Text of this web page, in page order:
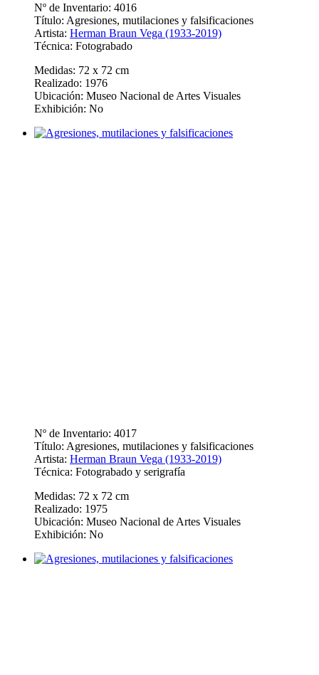
Nº de Inventario: 4016
Título: Agresiones, mutilaciones y falsificaciones
Artista: Herman Braun Vega (1933-2019)
Técnica: Fotograbado
Medidas: 72 x 72 cm
Realizado: 1976
Ubicación: Museo Nacional de Artes Visuales
Exhibición: No
Nº de Inventario: 4017
Título: Agresiones, mutilaciones y falsificaciones
Artista: Herman Braun Vega (1933-2019)
Técnica: Fotograbado y serigrafía
Medidas: 72 x 72 cm
Realizado: 1975
Ubicación: Museo Nacional de Artes Visuales
Exhibición: No